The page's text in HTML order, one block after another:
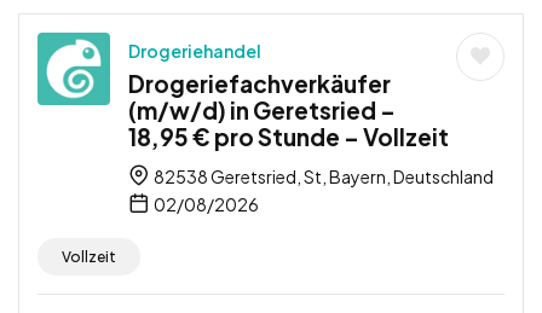
Drogeriehandel
Drogeriefachverkäufer
(m/w/d) in Geretsried –
18,95 € pro Stunde – Vollzeit
82538 Geretsried, St, Bayern, Deutschland
02/08/2026
Vollzeit